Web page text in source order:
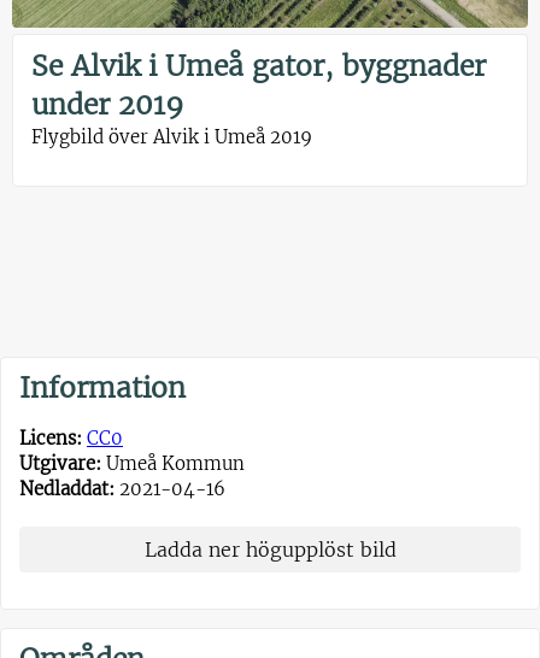
Se Alvik i Umeå gator, byggnader
under 2019
Flygbild över Alvik i Umeå 2019
Information
Licens: CC0
Utgivare: Umeå Kommun
Nedladdat: 2021-04-16
Ladda ner högupplöst bild